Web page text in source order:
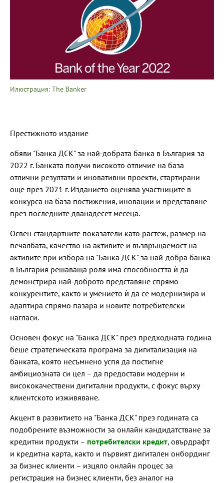
Илюстрация: The Banker
Престижното издание
обяви "Банка ДСК" за най-добрата банка в България за
2022 г. Банката получи високото отличие на база
отлични резултати и иновативни проекти, стартирани
още през 2021 г. Изданието оценява участниците в
конкурса на база постижения, иновации и представяне
през последните дванадесет месеца.
Освен стандартните показатели като растеж, размер на
печалбата, качество на активите и възвръщаемост на
активите при избора на "Банка ДСК" за най-добра банка
в България решаваща роля има способността ѝ да
демонстрира най-доброто представяне спрямо
конкурентите, както и умението ѝ да се модернизира и
адаптира спрямо пазара и новите потребителски
нагласи.
Основен фокус на "Банка ДСК" през предходната година
беше стратегическата програма за дигитализация на
банката, която несъмнено успя да постигне
амбициозната си цел – да предостави модерни и
висококачествени дигитални продукти, с фокус върху
клиентското изживяване.
Акцент в развитието на "Банка ДСК" през годината са
подобрените възможности за онлайн кандидатстване за
кредитни продукти – потребителски кредит, овърдрафт
и кредитна карта, както и първият дигитален онбординг
за бизнес клиенти – изцяло онлайн процес за
регистрация на бизнес клиенти, без аналог на